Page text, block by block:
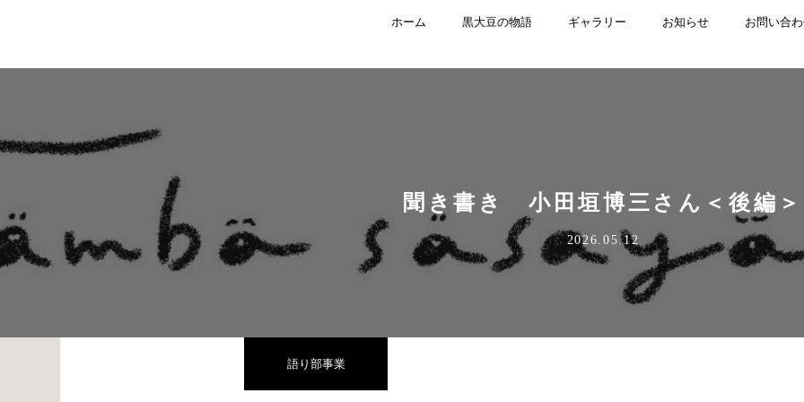
ホーム 黒大豆の物語 ギャラリー お知らせ お問い合
聞き書き 小田垣博三さん＜後編＞
2026.05.12
語り部事業